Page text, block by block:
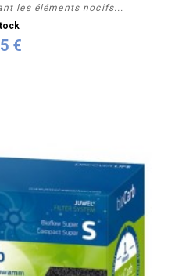
les éléments nocifs...
€